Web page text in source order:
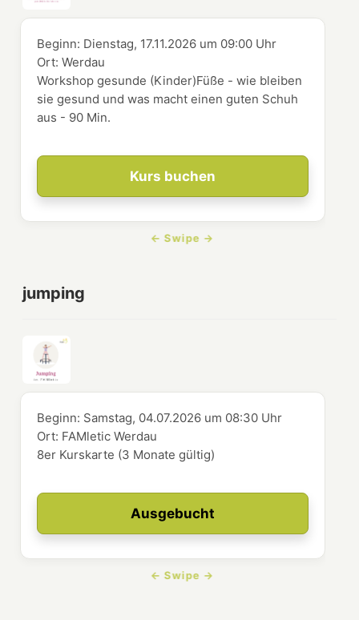
Kurs buchen
Beginn: Dienstag, 17.11.2026 um 09:00 Uhr
Ort:Werdau
Workshop gesunde (Kinder)Füße - wie bleiben
sie gesund und was macht einen guten Schuh
aus - 90 Min.
jumping
Ausgebucht
Beginn: Samstag, 04.07.2026 um 08:30 Uhr
Ort: FAMletic Werdau
8er Kurskarte (3 Monate gültig)